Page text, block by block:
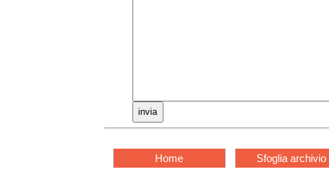
Home Sfoglia archivio